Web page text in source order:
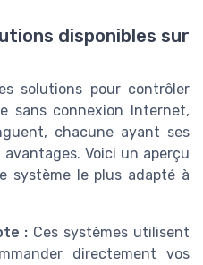
disponibles sur
solutions pour contrôler
sans connexion Internet,
chacune ayant ses
Voici un aperçu
système le plus adapté à
: Ces systèmes utilisent
directement vos